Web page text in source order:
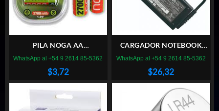
PILA NOGA AA
RECARGABLE 2700mAh (x2)
$3,72
WhatsApp al +54 9 2614 85-5362
CARGADOR NOTEBOOK
SONY VGP-AC19V19 16V 4A
$26,32
WhatsApp al +54 9 2614 85-5362